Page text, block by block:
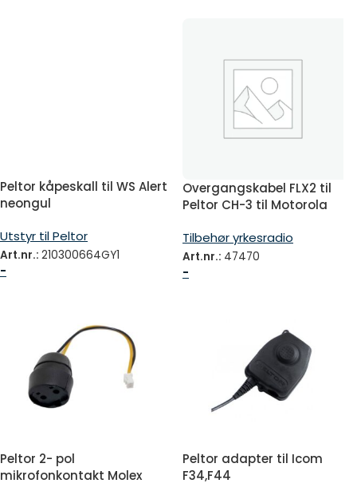
Peltor kåpeskall til WS Alert
neongul
Utstyr til Peltor
Art.nr.: 210300664GY1
-
Overgangskabel FLX2 til
Peltor CH-3 til Motorola
Tilbehør yrkesradio
Art.nr.: 47470
-
Peltor 2- pol
mikrofonkontakt Molex
Peltor adapter til Icom
F34,F44